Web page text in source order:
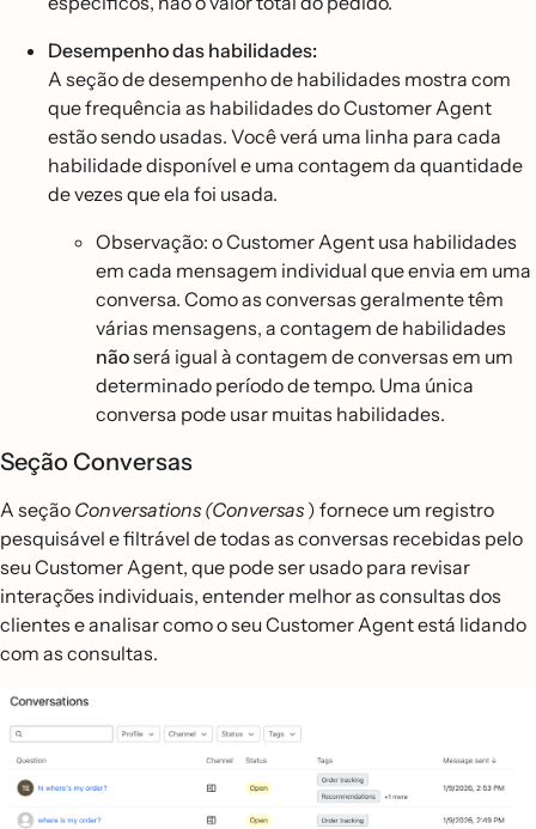
Desempenho das habilidades:
A seção de desempenho de habilidades mostra com
que frequência as habilidades do Customer Agent
estão sendo usadas. Você verá uma linha para cada
habilidade disponível e uma contagem da quantidade
de vezes que ela foi usada.
Observação: o Customer Agent usa habilidades
em cada mensagem individual que envia em uma
conversa. Como as conversas geralmente têm
várias mensagens, a contagem de habilidades
nãoserá igual à contagem de conversas em um
determinado período de tempo. Uma única
conversa pode usar muitas habilidades.
Seção Conversas
A seção Conversations (Conversas) fornece um registro
pesquisável e filtrável de todas as conversas recebidas pelo
seu Customer Agent, que pode ser usado para revisar
interações individuais, entender melhor as consultas dos
clientes e analisar como o seu Customer Agent está lidando
com as consultas.